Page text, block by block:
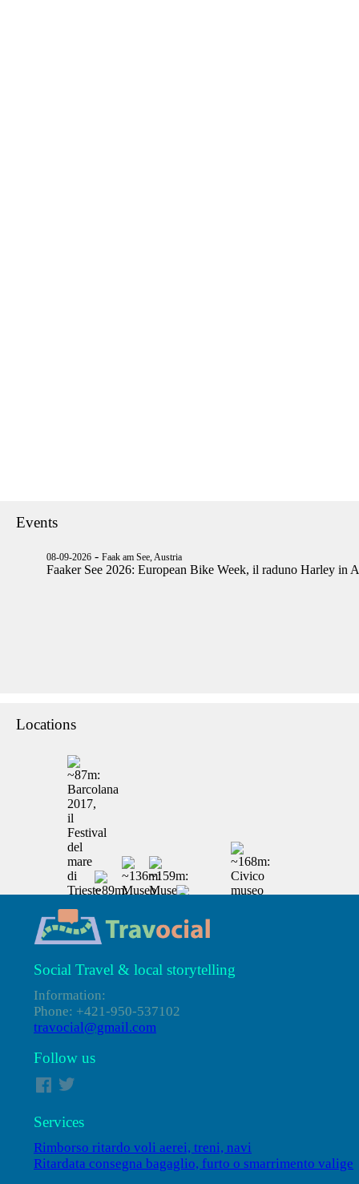
Events
08-09-2026 - Faak am See, Austria
Faaker See 2026: European Bike Week, il raduno Harley in
Locations
Social Travel & local storytelling
Information:
Phone: +421-950-537102
travocial@gmail.com
Follow us
Services
Rimborso ritardo voli aerei, treni, navi
Ritardata consegna bagaglio, furto o smarrimento valige